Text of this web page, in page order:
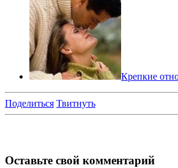
Крепкие
Поделиться Твитнуть
Оставьте свой комментарий